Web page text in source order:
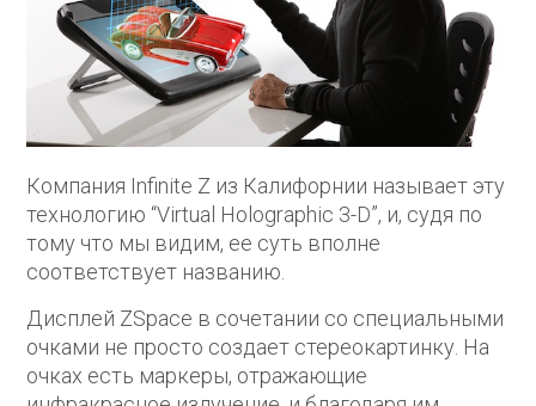
Компания Infinite Z из Калифорнии называет эту
технологию “Virtual Holographic 3-D”, и, судя по
тому что мы видим, ее суть вполне
соответствует названию.
Дисплей ZSpace в сочетании со специальными
очками не просто создает стереокартинку. На
очках есть маркеры, отражающие